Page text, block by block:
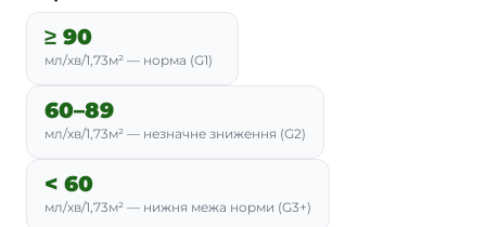
≥ 90
мл/хв/1,73м² — норма (G1)
60–89
мл/хв/1,73м² — незначне зниження (G2)
< 60
мл/хв/1,73м² — нижня межа норми (G3+)